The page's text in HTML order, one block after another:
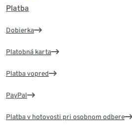
Platba
Dobierka
Platobná karta
Platba vopred
PayPal
Platba v hotovosti pri osobnom odbere